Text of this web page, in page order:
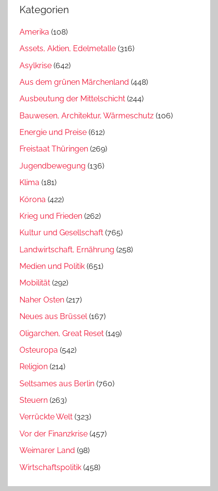
Kategorien
Amerika (108)
Assets, Aktien, Edelmetalle (316)
Asylkrise (642)
Aus dem grünen Märchenland (448)
Ausbeutung der Mittelschicht (244)
Bauwesen, Architektur, Wärmeschutz (106)
Energie und Preise (612)
Freistaat Thüringen (269)
Jugendbewegung (136)
Klima (181)
Kórona (422)
Krieg und Frieden (262)
Kultur und Gesellschaft (765)
Landwirtschaft, Ernährung (258)
Medien und Politik (651)
Mobilität (292)
Naher Osten (217)
Neues aus Brüssel(167)
Oligarchen, Great Reset (149)
Osteuropa (542)
Religion (214)
Seltsames aus Berlin (760)
Steuern (263)
Verrückte Welt (323)
Vor der Finanzkrise (457)
Weimarer Land (98)
Wirtschaftspolitik (458)